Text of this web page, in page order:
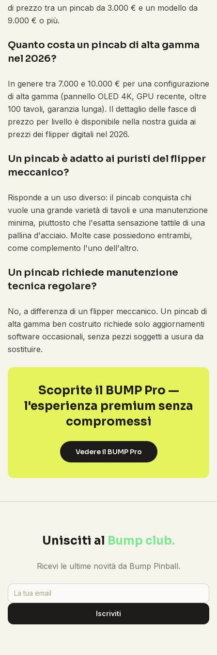
di prezzo tra un pincab da 3.000 € e un modello da
9.000 € o più.
Quanto costa un pincab di alta gamma
nel 2026?
In genere tra 7.000 e 10.000 € per una configurazione
di alta gamma (pannello OLED 4K, GPU recente, oltre
100 tavoli, garanzia lunga). Il dettaglio delle fasce di
prezzo per livello è disponibile nella nostra guida ai
prezzi dei flipper digitali nel 2026.
Un pincab è adatto ai puristi del flipper
meccanico?
Risponde a un uso diverso: il pincab conquista chi
vuole una grande varietà di tavoli e una manutenzione
minima, piuttosto che l'esatta sensazione tattile di una
pallina d'acciaio. Molte case possiedono entrambi,
come complemento l'uno dell'altro.
Un pincab richiede manutenzione
tecnica regolare?
No, a differenza di un flipper meccanico. Un pincab di
alta gamma ben costruito richiede solo aggiornamenti
software occasionali, senza pezzi soggetti a usura da
sostituire.
Scoprite il BUMP Pro —
l'esperienza premium senza
compromessi
Vedere il BUMP Pro
Unisciti al Bump club.
Ricevi le ultime novità da Bump Pinball.
Iscriviti